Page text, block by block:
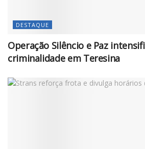
DESTAQUE
Operação Silêncio e Paz
criminalidade em Teresina